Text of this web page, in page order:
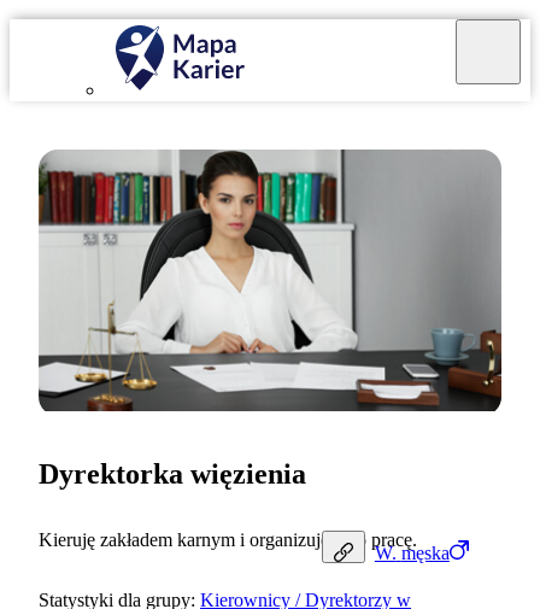
W. męska
Dyrektorka więzienia
Kieruję zakładem karnym i organizuję jego pracę.
Statystyki dla grupy: Kierownicy / Dyrektorzy w